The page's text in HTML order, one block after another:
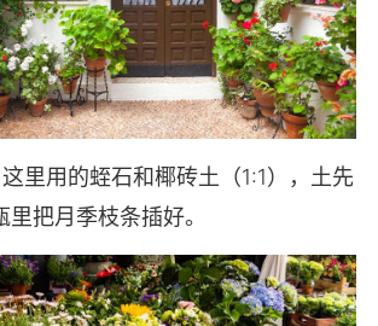
里用的蛭石和椰砖土（1:1），土先
把月季枝条插好。